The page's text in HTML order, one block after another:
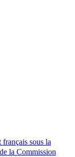
français sous la
la Commission